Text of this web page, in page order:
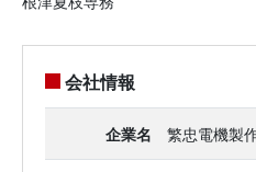
会社情報
企業名 繁忠電機製